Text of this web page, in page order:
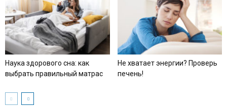
Наука здорового сна: как
выбрать правильный матрас
Не хватает энергии? Проверь
печень!